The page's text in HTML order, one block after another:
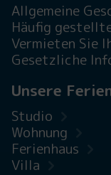
Allgemeine
Häufig
Vermieten Sie
Gesetzliche
Unsere
Studio
Wohnung
Ferienhaus
Villa